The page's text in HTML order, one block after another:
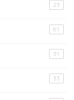
23
61
31
33